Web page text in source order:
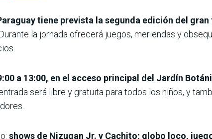
tiene prevista la segunda edición del gran
la jornada ofrecerá juegos, meriendas y
a 13:00, en el acceso principal del Jardín
será libre y gratuita para todos los niños, y
shows de Nizugan Jr. y Cachito; globo loco,